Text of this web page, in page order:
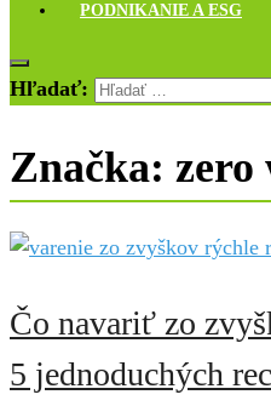
PODNIKANIE A ESG
Hľadať:
Značka: zero
Čo navariť zo
5 jednoduchých